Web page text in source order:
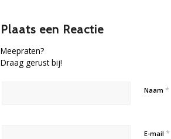
Plaats een Reactie
Meepraten?
Draag gerust bij!
Naam *
E-mail *